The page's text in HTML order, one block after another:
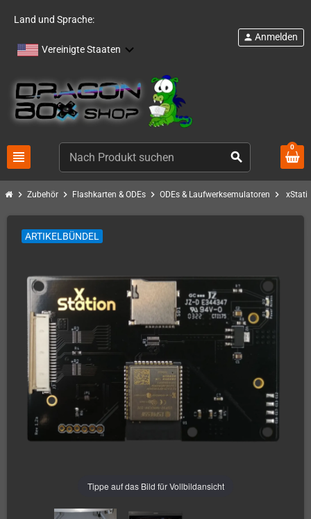
Land und Sprache:
Vereinigte Staaten
view_headline search
person Anmelden
0
chevron_right Zubehör chevron_right Flashkarten & ODEs chevron_right ODEs & Laufwerksemulatoren chevron_right
Tippe auf das Bild für Vollbildansicht
ARTIKELBÜNDEL